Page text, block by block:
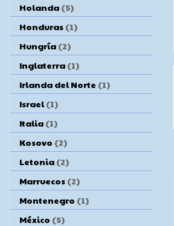
Holanda (5)
Honduras (1)
Hungría (2)
Inglaterra (1)
Irlanda del Norte (1)
Israel (1)
Italia (1)
Kosovo (2)
Letonia (2)
Marruecos (2)
Montenegro (1)
México (5)